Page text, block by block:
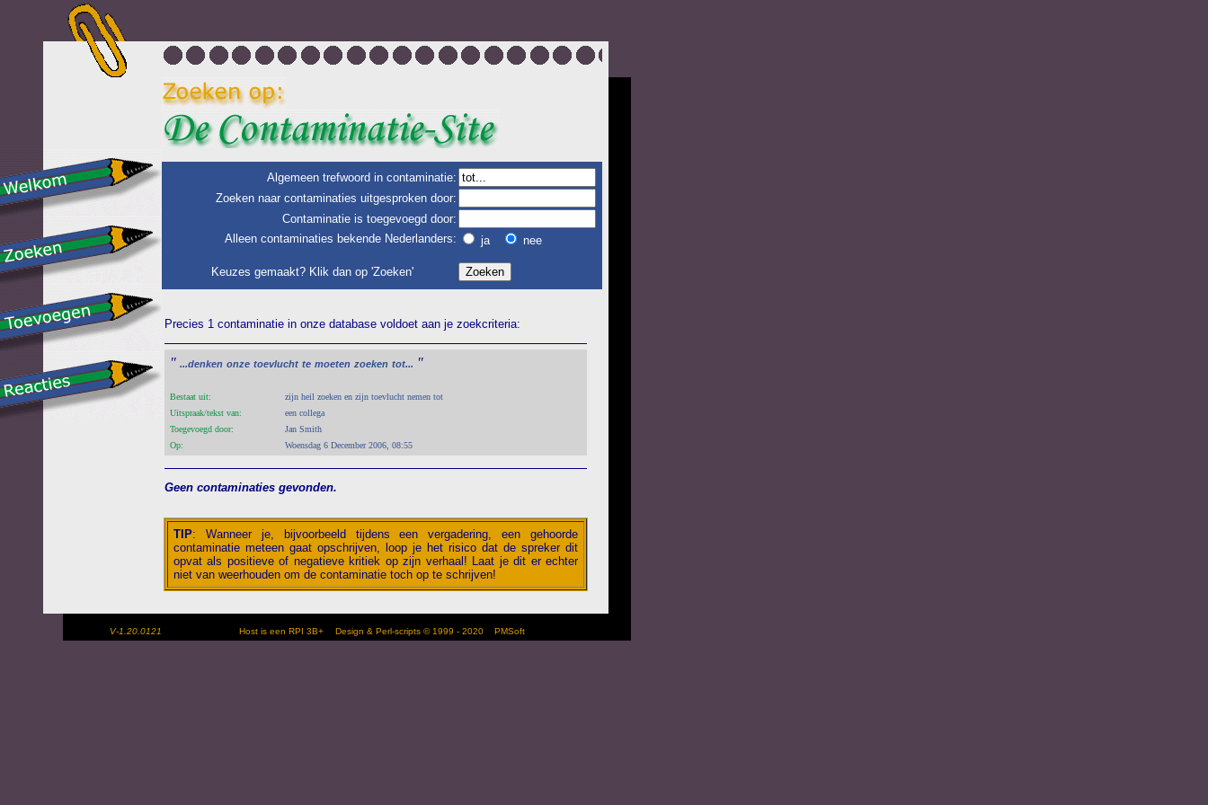
Algemeen trefwoord in contaminatie:
Zoeken naar contaminaties uitgesproken door:
Contaminatie is toegevoegd door:
Alleen contaminaties bekende Nederlanders:
ja nee
Keuzes gemaakt? Klik dan op 'Zoeken'
Precies 1 contaminatie in onze database voldoet aan je zoekcriteria:
" ...denken onze toevlucht te moeten zoeken tot... "
Bestaat uit:
zijn heil zoeken en zijn toevlucht nemen tot
Uitspraak/tekst van:
een collega
Toegevoegd door:
Jan Smith
Op:
Woensdag 6 December 2006, 08:55
Geen contaminaties gevonden.
TIP: Wanneer je, bijvoorbeeld tijdens een vergadering, een gehoorde
contaminatie meteen gaat opschrijven, loop je het risico dat de spreker dit
opvat als positieve of negatieve kritiek op zijn verhaal! Laat je dit er echter
niet van weerhouden om de contaminatie toch op te schrijven!
V-1.20.0121 Host is een RPI 3B+ Design & Perl-scripts © 1999 - 2020 PMSoft